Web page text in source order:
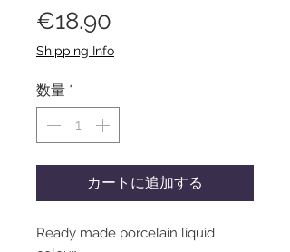
€18.90
格
Shipping Info
数量 *
カートに追加する
Ready made porcelain liquid